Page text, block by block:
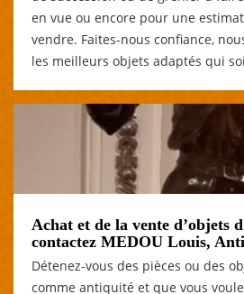
en vue ou encore pour une
vendre. Faites-nous confiance,
les meilleurs objets adaptés qui
Achat et de la vente d’objets
contactez MEDOU Louis,
Détenez-vous des pièces ou des
comme antiquité et que vous